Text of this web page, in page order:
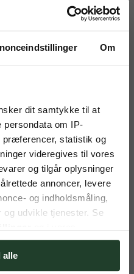
Om
dit samtykke til at
persondata om IP-
præferencer, statistik og
videregives til vores
og tilgår oplysninger
annoncer, levere
og indholdsmåling,
udvikle tjenester. Se
trække dit samtykke
fra vores
at trykke på "Privacy
alle
fra
Deli
på jeres nye frokostordning
i Danmark – få en
ikke ændres.